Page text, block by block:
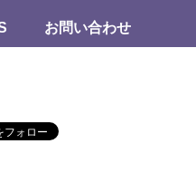
お問い合わせ